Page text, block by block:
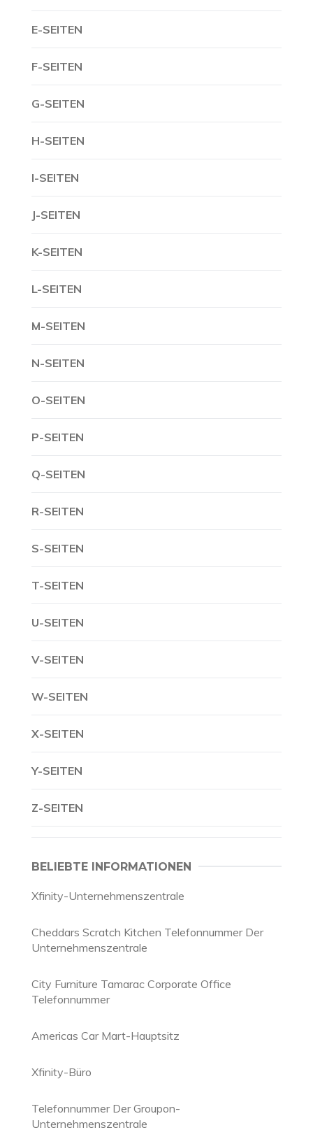
E-SEITEN
F-SEITEN
G-SEITEN
H-SEITEN
I-SEITEN
J-SEITEN
K-SEITEN
L-SEITEN
M-SEITEN
N-SEITEN
O-SEITEN
P-SEITEN
Q-SEITEN
R-SEITEN
S-SEITEN
T-SEITEN
U-SEITEN
V-SEITEN
W-SEITEN
X-SEITEN
Y-SEITEN
Z-SEITEN
BELIEBTE INFORMATIONEN
Xfinity-Unternehmenszentrale
Cheddars Scratch Kitchen Telefonnummer Der
Unternehmenszentrale
City Furniture Tamarac Corporate Office
Telefonnummer
Americas Car Mart-Hauptsitz
Xfinity-Büro
Telefonnummer Der Groupon-
Unternehmenszentrale